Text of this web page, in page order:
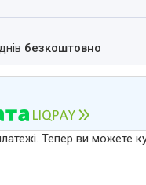
безкоштовно
Тепер ви можете